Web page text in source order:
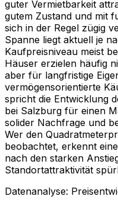
guter Vermietbarkeit
gutem Zustand und mit
sich in der Regel zügig
Spanne liegt aktuell je
Kaufpreisniveau meist
Häuser erzielen häufig
aber für langfristige
vermögensorientierte
spricht die Entwicklung
bei Salzburg für einen
solider Nachfrage und
Wer den
beobachtet, erkennt
nach den starken
Standortattraktivität
Datenanalyse: